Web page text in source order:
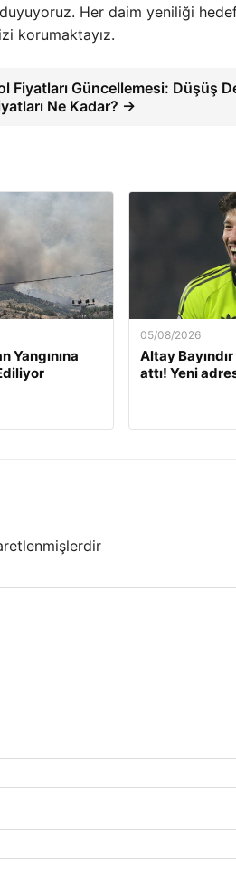
Her daim yeniliği
korumaktayız.
Fiyatları Güncellemesi: Düşüş
Ne Kadar? →
Yangınına
05/08/2026
Altay
attı! Yeni